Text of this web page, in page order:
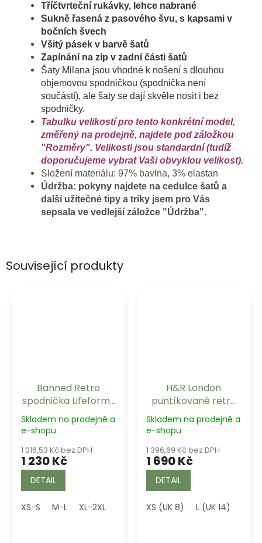
Související produkty
Banned Retro
spodnička Lifeforms
Champagne dlouhá
Skladem na prodejně a
e-shopu
1 016,53 Kč bez DPH
1 230 Kč
DETAIL
XS-S M-L XL-2XL
H&R London
puntíkované retro
Skladem na prodejně a
e-shopu
1 396,69 Kč bez DPH
1 690 Kč
DETAIL
XS (UK 8) L (UK 14)
Tříčtvrteční rukávky, lehce nabrané
Sukně řasená z pasového švu, s kapsami v
bočních švech
Všitý pásek v barvě šatů
Zapínání na zip v zadní části šatů
Šaty Milana jsou vhodné k nošení s dlouhou
objemovou spodničkou (spodnička není
součástí), ale šaty se dají skvěle nosit i bez
spodničky.
Tabulku velikostí pro tento konkrétní model,
změřený na prodejně, najdete pod záložkou
"Rozměry". Velikosti jsou standardní (tudíž
doporučujeme vybrat Vaši obvyklou velikost).
Složení materiálu: 97% bavlna, 3% elastan
Údržba: pokyny najdete na cedulce šatů a
další užitečné tipy a triky jsem pro Vás
sepsala ve vedlejší záložce "Údržba".